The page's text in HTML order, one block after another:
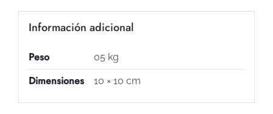
Información adicional
Peso 05 kg
Dimensiones 10 × 10 cm